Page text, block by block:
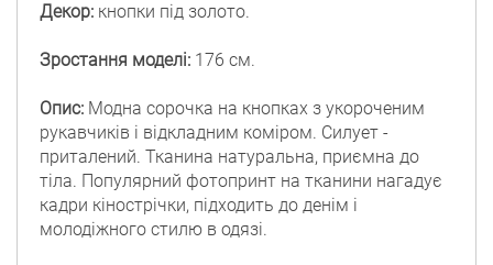
Декор: кнопки під золото.
Зростання моделі: 176 см.
Опис: Модна сорочка на кнопках з укороченим
рукавчиків і відкладним коміром. Силует -
приталений. Тканина натуральна, приємна до
тіла. Популярний фотопринт на тканини нагадує
кадри кінострічки, підходить до денім і
молодіжного стилю в одязі.